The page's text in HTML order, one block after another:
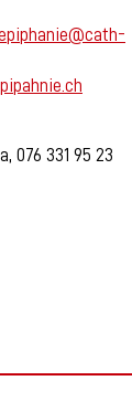
076 331 95 23